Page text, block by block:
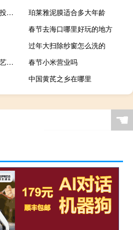
华泰证券：新型储能新增投运装机功率规模大幅增长
珀莱雅泥膜适合多大年龄
春节去海口哪里好玩的地方
过年大扫除纱窗怎么洗的
环境艺术设计是艺术类（艺术设计中的环境艺术设计属于什么专业科类别）
春节小米营业吗
中国黄芪之乡在哪里
☚